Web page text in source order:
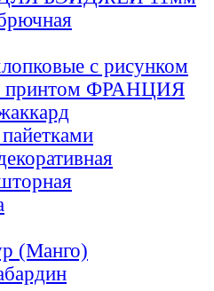
с рисунком
принтом ФРАНЦИЯ
(Манго)